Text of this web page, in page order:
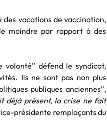
des vacations de vaccination,
moindre par rapport à des
volonté” défend le syndicat,
Ils ne sont pas non plus
publiques anciennes”,
déjà présent, la crise ne fait
présidente remplaçants du